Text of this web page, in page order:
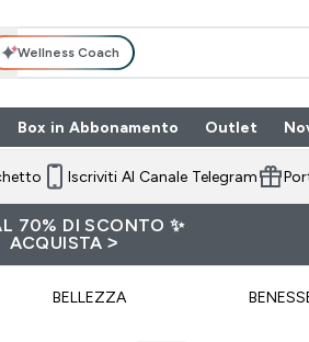
Wellness Coach
Box in AbbonamentoEnter Box in
⌄ Outlet
Iscriviti Al Canale Telegram
70% DI SCONTO ✨
ACQUISTA >
BELLEZZA